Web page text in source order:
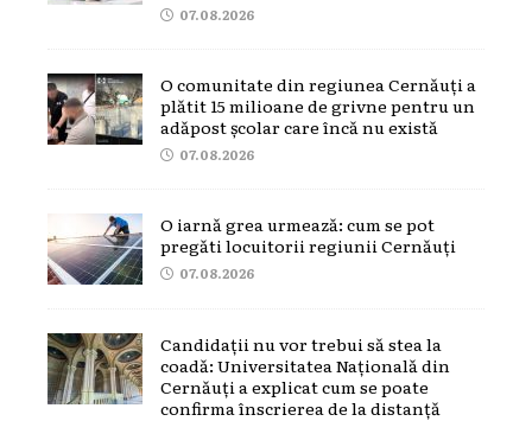
07.08.2026
O comunitate din regiunea Cernăuți a
plătit 15 milioane de grivne pentru un
adăpost școlar care încă nu există
07.08.2026
O iarnă grea urmează: cum se pot
pregăti locuitorii regiunii Cernăuți
07.08.2026
Candidații nu vor trebui să stea la
coadă: Universitatea Națională din
Cernăuți a explicat cum se poate
confirma înscrierea de la distanță